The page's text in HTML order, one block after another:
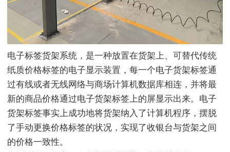
电子标签货架系统，是一种放置在货架上、可替代传统
纸质价格标签的电子显示装置，每一个电子货架标签通
过有线或者无线网络与商场计算机数据库相连，并将最
新的商品价格通过电子货架标签上的屏显示出来。电子
货架标签事实上成功地将货架纳入了计算机程序，摆脱
了手动更换价格标签的状况，实现了收银台与货架之间
的价格一致性。